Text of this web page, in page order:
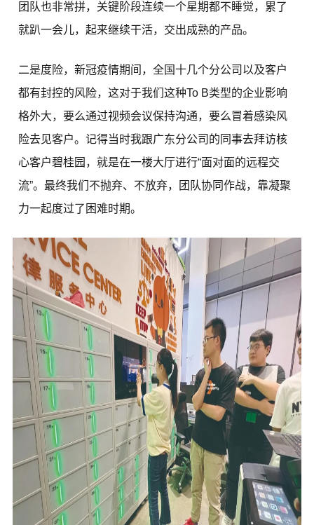
团队也非常拼，关键阶段连续一个星期都不睡觉，累了
就趴一会儿，起来继续干活，交出成熟的产品。
二是度险，新冠疫情期间，全国十几个分公司以及客户
都有封控的风险，这对于我们这种To B类型的企业影响
格外大，要么通过视频会议保持沟通，要么冒着感染风
险去见客户。记得当时我跟广东分公司的同事去拜访核
心客户碧桂园，就是在一楼大厅进行“面对面的远程交
流”。最终我们不抛弃、不放弃，团队协同作战，靠凝聚
力一起度过了困难时期。